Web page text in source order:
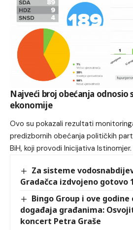
Najveći broj obećanja odnosio
ekonomije
Ovo su pokazali rezultati
predizbornih obećanja političkih
BiH, koji provodi Inicijativa Istinomjer.
Za sisteme
Gradačca izdvojeno gotovo
Bingo Group i ove
događaja građanima:
koncert Petra Graše